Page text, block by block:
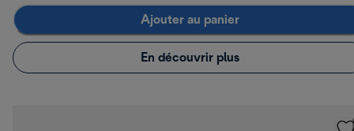
Ajouter au panier
En découvrir plus